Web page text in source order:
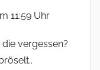
11:59 Uhr
vergessen?